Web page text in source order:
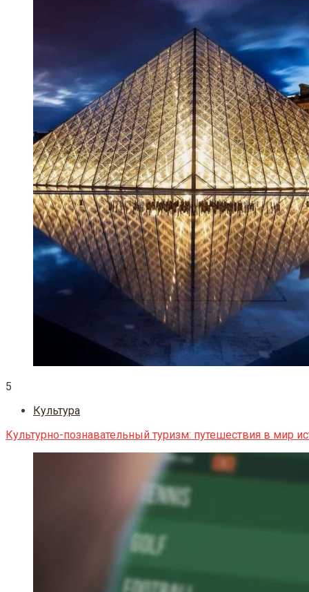
5
Культура
Культурно-познавательный туризм: путешествия в мир